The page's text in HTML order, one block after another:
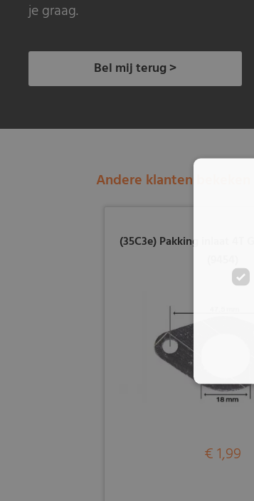
je graag.
Bel mij terug >
Andere klanten bekeken
(35C3e) Pakking inlaat 4T
€ 1,99